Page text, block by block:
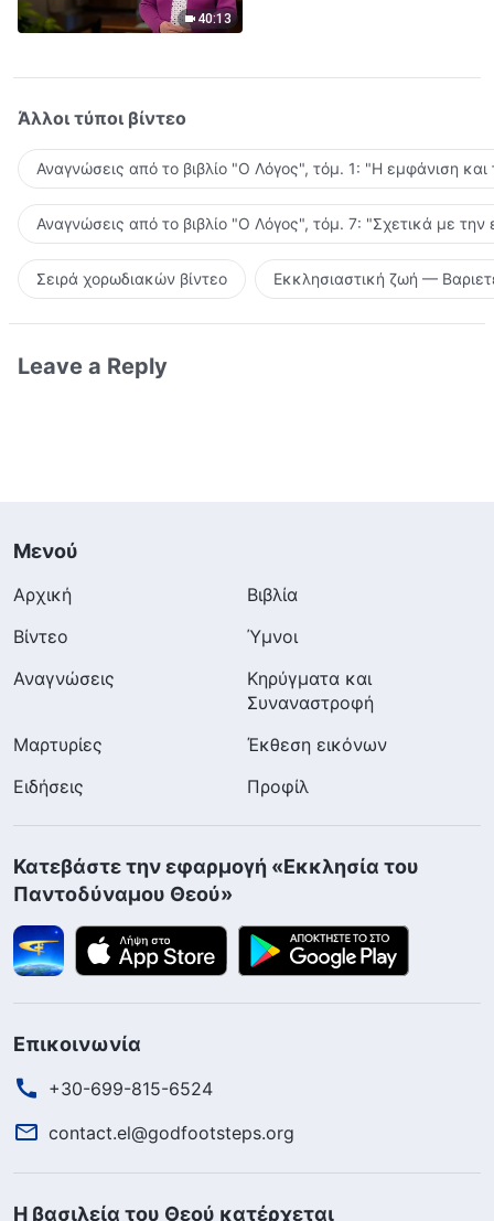
40:13
Άλλοι τύποι βίντεο
Αναγνώσεις από το βιβλίο "Ο Λόγος", τόμ. 1: "Η εμφάνιση
Αναγνώσεις από το βιβλίο "Ο Λόγος", τόμ. 7: "Σχετικά με την
Σειρά χορωδιακών βίντεο Εκκλησιαστική ζωή —
Leave a Reply
Μενού
Αρχική
Βιβλία
Βίντεο
Ύμνοι
Αναγνώσεις
Κηρύγματα και
Συναναστροφή
Μαρτυρίες
Έκθεση εικόνων
Ειδήσεις
Προφίλ
Κατεβάστε την εφαρμογή «Εκκλησία του
Παντοδύναμου Θεού»
Επικοινωνία
+30-699-815-6524
contact.el@godfootsteps.org
Η βασιλεία του Θεού κατέρχεται